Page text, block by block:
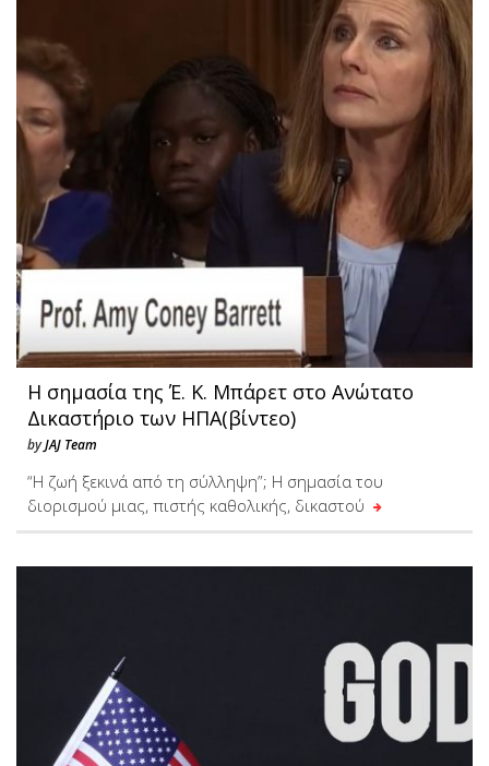
Η σημασία της Έ. Κ. Μπάρετ στο Ανώτατο
Δικαστήριο των ΗΠΑ(βίντεο)
byJAJ Team
“Η ζωή ξεκινά από τη σύλληψη”; Η σημασία του
διορισμού μιας, πιστής καθολικής, δικαστού